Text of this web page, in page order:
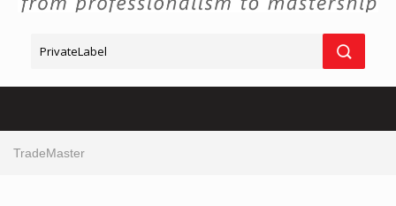
TradeMaster